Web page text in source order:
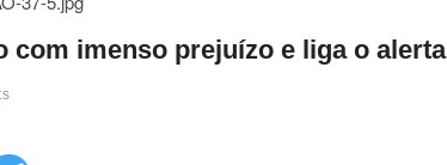
com imenso prejuízo e liga o alerta